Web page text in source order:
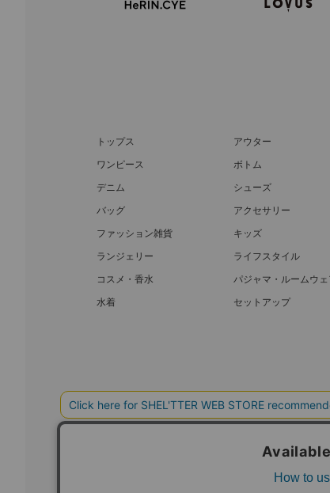
トップス
アウター
ワンピース
ボトム
デニム
シューズ
バッグ
アクセサリー
ファッション雑貨
キッズ
ランジェリー
ライフスタイル
コスメ・香水
パジャマ・ルームウェ
水着
セットアップ
BAROQUE JAPAN LIMITED
COPYRIGHT © BAROQUE JAPAN LIMITED ALL RIGHTS